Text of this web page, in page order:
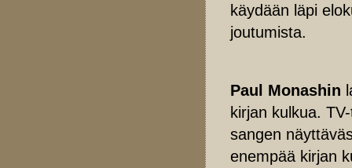
käydään läpi
joutumista.
Paul Monashin
kirjan kulkua.
sangen
enempää kirjan